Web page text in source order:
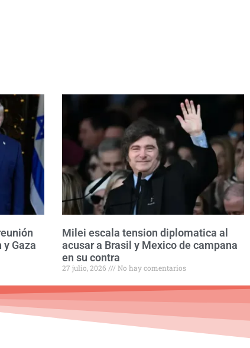
Gaza
Milei escala tension diplomatica al
acusar a Brasil y Mexico de campana
en su contra
27 julio, 2026 No hay comentarios